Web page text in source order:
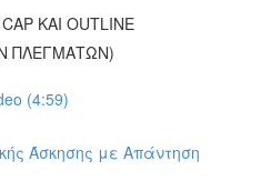
ΚΑΙ OUTLINE
ΠΛΕΓΜΑΤΩΝ)
(4:59)
Άσκησης με Απάντηση